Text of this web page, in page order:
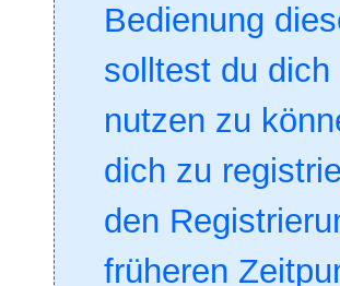
Bedienung
solltest du
nutzen zu
dich zu
den
früheren